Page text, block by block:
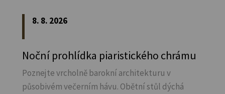
8. 8. 2026
Noční prohlídka piaristického chrámu
Poznejte vrcholně barokní architekturu v
působivém večerním hávu. Obětní stůl dýchá